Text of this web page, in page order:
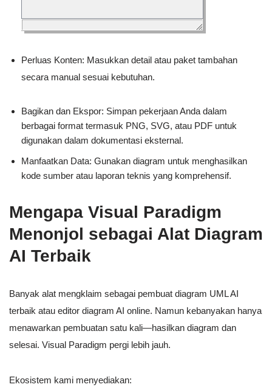
Perluas Konten: Masukkan detail atau paket tambahan
secara manual sesuai kebutuhan.
Bagikan dan Ekspor: Simpan pekerjaan Anda dalam
berbagai format termasuk PNG, SVG, atau PDF untuk
digunakan dalam dokumentasi eksternal.
Manfaatkan Data: Gunakan diagram untuk menghasilkan
kode sumber atau laporan teknis yang komprehensif.
Mengapa Visual Paradigm
Menonjol sebagai Alat Diagram
AI Terbaik
Banyak alat mengklaim sebagai pembuat diagram UML AI
terbaik atau editor diagram AI online. Namun kebanyakan hanya
menawarkan pembuatan satu kali—hasilkan diagram dan
selesai. Visual Paradigm pergi lebih jauh.
Ekosistem kami menyediakan: